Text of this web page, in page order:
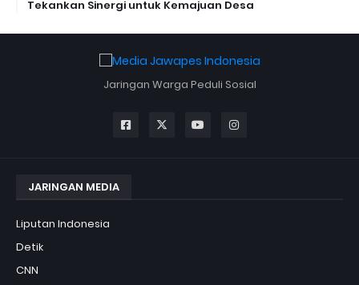
Tekankan Sinergi untuk Kemajuan Desa
Jaringan Warga Peduli Sosial
JARINGAN MEDIA
Liputan Indonesia
Detik
CNN